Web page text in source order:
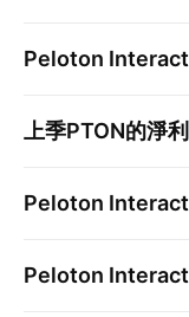
Peloton
上季PTON的淨
Peloton
Peloton